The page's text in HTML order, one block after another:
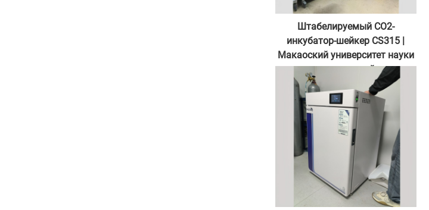
Штабелируемый CO2-
инкубатор-шейкер CS315 |
Макаоский университет науки
и технологий